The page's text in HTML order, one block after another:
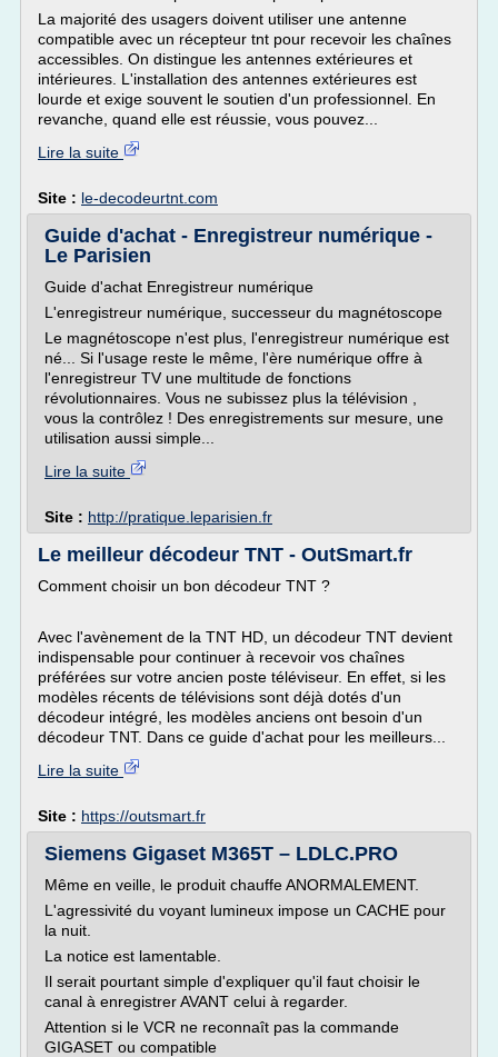
La majorité des usagers doivent utiliser une antenne
compatible avec un récepteur tnt pour recevoir les chaînes
accessibles. On distingue les antennes extérieures et
intérieures. L'installation des antennes extérieures est
lourde et exige souvent le soutien d'un professionnel. En
revanche, quand elle est réussie, vous pouvez...
Lire la suite
Site : le-decodeurtnt.com
Guide d'achat - Enregistreur numérique -
Le Parisien
Guide d'achat Enregistreur numérique
L'enregistreur numérique, successeur du magnétoscope
Le magnétoscope n'est plus, l'enregistreur numérique est
né... Si l'usage reste le même, l'ère numérique offre à
l'enregistreur TV une multitude de fonctions
révolutionnaires. Vous ne subissez plus la télévision ,
vous la contrôlez ! Des enregistrements sur mesure, une
utilisation aussi simple...
Lire la suite
Site : http://pratique.leparisien.fr
Le meilleur décodeur TNT - OutSmart.fr
Comment choisir un bon décodeur TNT ?
Avec l'avènement de la TNT HD, un décodeur TNT devient
indispensable pour continuer à recevoir vos chaînes
préférées sur votre ancien poste téléviseur. En effet, si les
modèles récents de télévisions sont déjà dotés d'un
décodeur intégré, les modèles anciens ont besoin d'un
décodeur TNT. Dans ce guide d'achat pour les meilleurs...
Lire la suite
Site : https://outsmart.fr
Siemens Gigaset M365T – LDLC.PRO
Même en veille, le produit chauffe ANORMALEMENT.
L'agressivité du voyant lumineux impose un CACHE pour
la nuit.
La notice est lamentable.
Il serait pourtant simple d'expliquer qu'il faut choisir le
canal à enregistrer AVANT celui à regarder.
Attention si le VCR ne reconnaît pas la commande
GIGASET ou compatible